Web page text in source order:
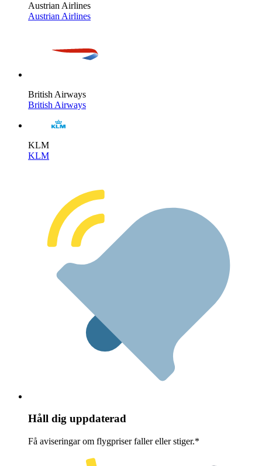
Austrian Airlines
Austrian Airlines
British Airways
British Airways
KLM
KLM
Håll dig uppdaterad
Få aviseringar om flygpriser faller eller stiger.*